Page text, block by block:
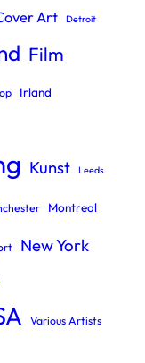
Art Detroit
Film
Irland
Kunst Leeds
Montreal
New York
Various Artists